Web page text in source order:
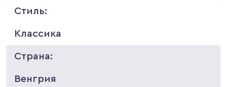
Стиль:
Классика
Страна:
Венгрия